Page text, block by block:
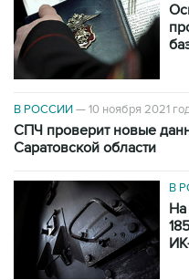
В РОССИИ—10 ноября 2021
СПЧ проверит новые
Саратовской области
В